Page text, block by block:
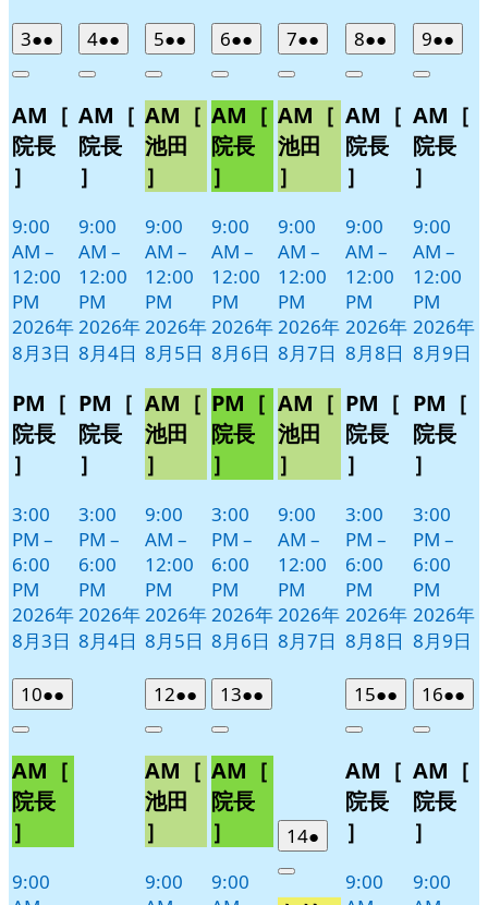
32026
年
月
3
日
●●
件
イ
ベ
Close
AM［
院長
］
9:00
AM –
12:00
PM
2026年
8月3日
PM［
院長
］
3:00
PM –
6:00
PM
2026年
8月3日
42026
年
月
4
日
●●
件
イ
ベ
Close
AM［
院長
］
9:00
AM –
12:00
PM
2026年
8月4日
PM［
院長
］
3:00
PM –
6:00
PM
2026年
8月4日
52026
年
月
5
日
●●
件
イ
ベ
ト)
Close
AM［
池田
］
9:00
AM –
12:00
PM
2026年
8月5日
AM［
池田
］
9:00
AM –
12:00
PM
2026年
8月5日
62026
年
月
6
日
●●
件
イ
ベ
ト)
Close
AM［
院長
］
9:00
AM –
12:00
PM
2026年
8月6日
PM［
院長
］
3:00
PM –
6:00
PM
2026年
8月6日
72026
年
月
7
日
●●
件
イ
ベ
ト)
Close
AM［
池田
］
9:00
AM –
12:00
PM
2026年
8月7日
AM［
池田
］
9:00
AM –
12:00
PM
2026年
8月7日
82026
年
月
8
日
●●
件
イ
ベ
Close
AM［
院長
］
9:00
AM –
12:00
PM
2026年
8月8日
PM［
院長
］
3:00
PM –
6:00
PM
2026年
8月8日
92026
年
月
9
日
●●
件
イ
ベ
Close
AM［
院長
］
9:00
AM –
12:00
PM
2026年
8月9日
PM［
院長
］
3:00
PM –
6:00
PM
2026年
8月9日
102026
年
月
10
日
●●
件
イ
ト)
Close
AM［
院長
］
9:00
122026
年
月
12
日
●●
件
イ
ベ
ト)
Close
AM［
池田
］
9:00
132026
年
月
13
日
●●
件
イ
ン
ト)
Close
AM［
院長
］
9:00
142026
年
●
件
Close
152026
年
月
15
日
●●
件
イ
ベ
ト)
Close
AM［
院長
］
9:00
162026
年
月
16
日
●●
件
イ
Close
AM［
院長
］
9:00